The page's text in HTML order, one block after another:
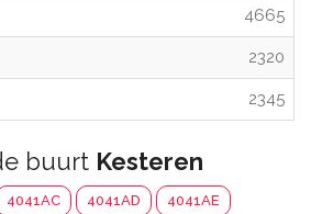
4665
2320
2345
buurt Kesteren
4041AC 4041AD 4041AE